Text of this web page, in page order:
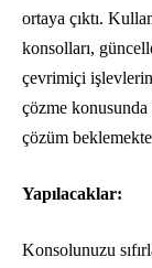
ortaya çıktı.
konsolları,
çevrimiçi
çözme konusunda
çözüm
Yapılacaklar:
Konsolunuzu